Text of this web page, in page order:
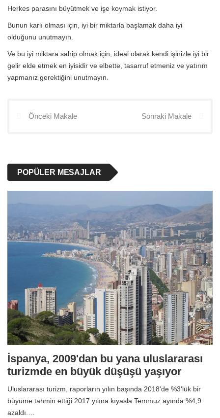
Herkes parasını büyütmek ve işe koymak istiyor.
Bunun karlı olması için, iyi bir miktarla başlamak daha iyi
olduğunu unutmayın.
Ve bu iyi miktara sahip olmak için, ideal olarak kendi işinizle iyi bir
gelir elde etmek en iyisidir ve elbette, tasarruf etmeniz ve yatırım
yapmanız gerektiğini unutmayın.
Önceki Makale Sonraki Makale
POPÜLER MESAJLAR
İspanya, 2009'dan bu yana uluslararası
turizmde en büyük düşüşü yaşıyor
Uluslararası turizm, raporların yılın başında 2018'de %3'lük bir
büyüme tahmin ettiği 2017 yılına kıyasla Temmuz ayında %4,9
azaldı.…